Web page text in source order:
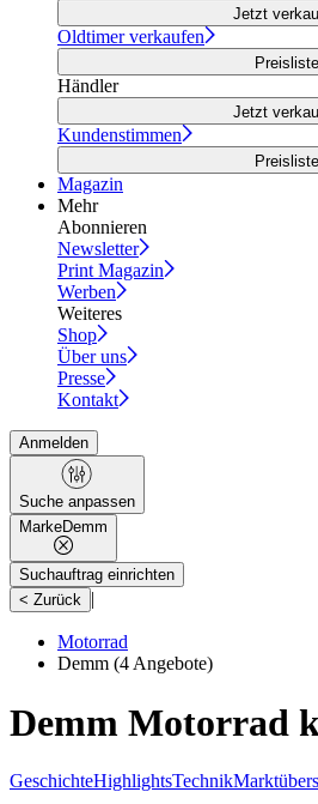
Jetzt
Oldtimer verkaufen
Preisliste
Händler
Jetzt
Kundenstimmen
Preisliste
Magazin
Mehr
Abonnieren
Newsletter
Print Magazin
Werben
Weiteres
Shop
Über uns
Presse
Kontakt
Anmelden
Suche anpassen
MarkeDemm
Suchauftrag einrichten
< Zurück |
Motorrad
Demm (4 Angebote)
Demm Motorrad
GeschichteHighlightsTechnik